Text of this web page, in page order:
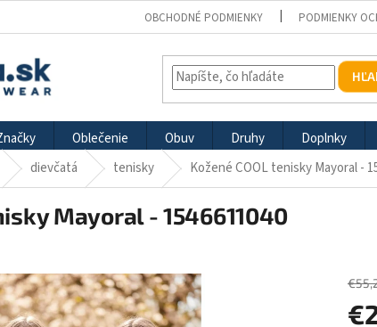
OBCHODNÉ PODMIENKY PODMIENKY
Oblečenie Obuv Druhy Doplnky
dievčatá tenisky Kožené COOL tenisky Mayoral -
Mayoral - 1546611040